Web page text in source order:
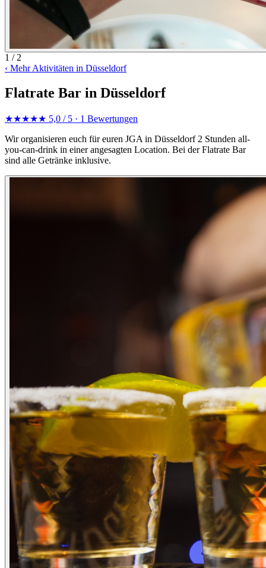
1 / 2
‹ Mehr Aktivitäten in Düsseldorf
Flatrate Bar in Düsseldorf
★★★★★ 5,0 / 5 · 1 Bewertungen
Wir organisieren euch für euren JGA in Düsseldorf 2 Stunden all-
you-can-drink in einer angesagten Location. Bei der Flatrate Bar
sind alle Getränke inklusive.